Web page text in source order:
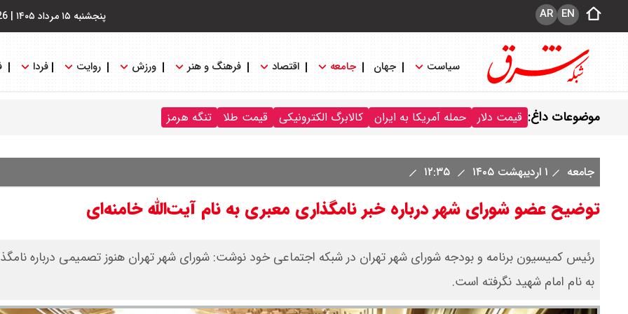
پنجشنبه ۱۵ مرداد ۱۴۰۵ | EN
AR
سیاست جهان جامعه اقتصاد فرهنگ و هنر ورزش روایت فردا
موضوعات داغ: قیمت دلار حمله آمریکا به ایران کالابرگ الکترونیکی قیمت طلا تنگه هرمز
جامعه ۱ اردیبهشت ۱۴۰۵
توضیح عضو شورای شهر درباره خبر نامگذاری معبری به نام آیت‌الله خامنه‌ای
رئیس کمیسیون برنامه‌ و بودجه شورای شهر تهران در شبکه اجتماعی خود نوشت: شورای شهر تهران هنوز تصمیمی درباره
به نام امام شهید نگرفته است.